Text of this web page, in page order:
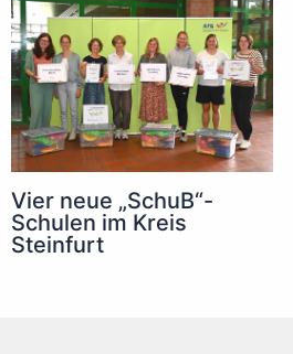
Vier neue „SchuB“-
Schulen im Kreis
Steinfurt